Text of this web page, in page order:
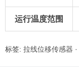
运行温度范围
标签: 拉线位移传感器 ·